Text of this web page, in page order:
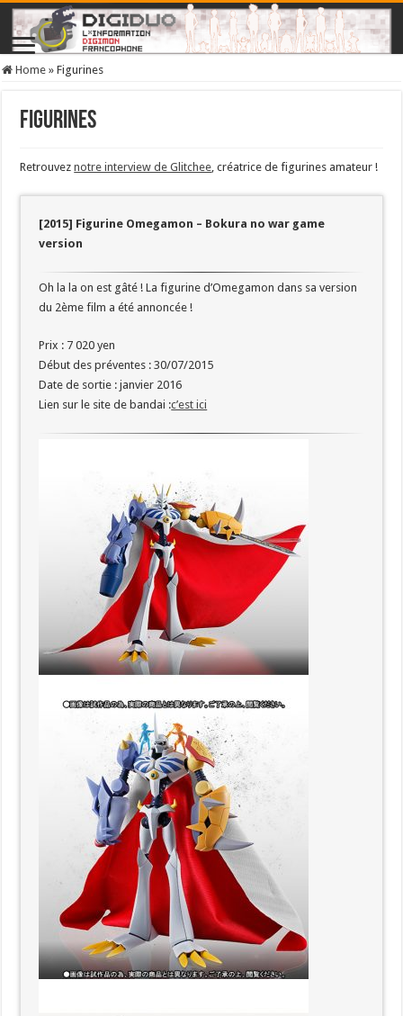
Home » Figurines
Figurines
Retrouveznotre interview de Glitchee, créatrice de figurines amateur !
[2015] Figurine Omegamon – Bokura no war game
version
Oh la la on est gâté ! La figurine d’Omegamon dans sa version
du 2ème film a été annoncée !
Prix : 7 020 yen
Début des préventes : 30/07/2015
Date de sortie : janvier 2016
Lien sur le site de bandai :c’est ici